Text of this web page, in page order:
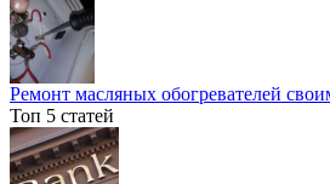
Ремонт масляных обогревателей
Топ 5 статей